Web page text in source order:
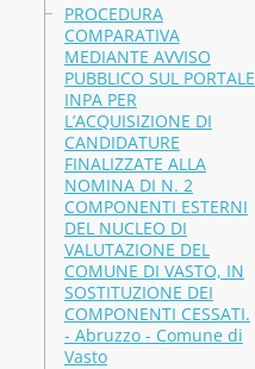
PROCEDURA
COMPARATIVA
MEDIANTE AVVISO
PUBBLICO SUL PORTALE
INPA PER
L’ACQUISIZIONE DI
CANDIDATURE
FINALIZZATE ALLA
NOMINA DI N. 2
COMPONENTI ESTERNI
DEL NUCLEO DI
VALUTAZIONE DEL
COMUNE DI VASTO, IN
SOSTITUZIONE DEI
COMPONENTI CESSATI.
- Abruzzo - Comune di
Vasto